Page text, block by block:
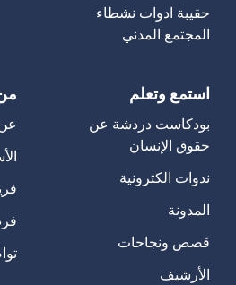
حقيبة ادوات نشطاء
المجتمع المدني
استمع وتعلم
بودكاست دردشة عن
حقوق الإنسان
ندوات الكترونية
المدونة
قصص ونجاحات
الأرشيف